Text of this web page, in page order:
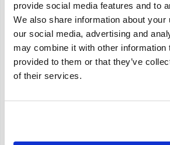
provide social media features and to
We also share information about your
our social media, advertising and
may combine it with other information
provided to them or that they’ve
of their services.
Voor modellen zonder Multilink achteras
Specificaties